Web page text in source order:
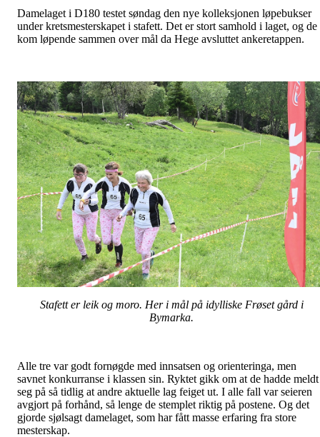
Damelaget i D180 testet søndag den nye kolleksjonen løpebukser
under kretsmesterskapet i stafett. Det er stort samhold i laget, og de
kom løpende sammen over mål da Hege avsluttet ankeretappen.
Stafett er leik og moro. Her i mål på idylliske Frøset gård i
Bymarka.
Alle tre var godt fornøgde med innsatsen og orienteringa, men
savnet konkurranse i klassen sin. Ryktet gikk om at de hadde meldt
seg på så tidlig at andre aktuelle lag feiget ut. I alle fall var seieren
avgjort på forhånd, så lenge de stemplet riktig på postene. Og det
gjorde sjølsagt damelaget, som har fått masse erfaring fra store
mesterskap.